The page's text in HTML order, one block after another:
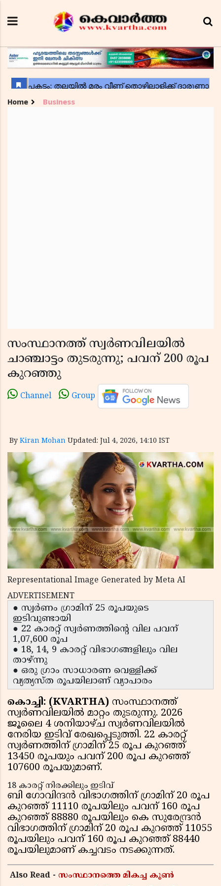
Home Business
സംസ്ഥാനത്ത് സ്വര്‍ണവിലയില്‍
ചാഞ്ചാട്ടം തുടരുന്നു; പവന് 200 രൂപ
കുറഞ്ഞു
Channel Group
By Kiran Mohan Updated: Jul 4, 2026, 14:10 IST
Representational Image Generated by Meta AI
ADVERTISEMENT
● സ്വർണം ഗ്രാമിന് 25 രൂപയുടെ
ഇടിവുണ്ടായി
● 22 കാരറ്റ് സ്വർണത്തിന്റെ വില പവന്
1,07,600 രൂപ
● 18, 14, 9 കാരറ്റ് വിഭാഗങ്ങളിലും വില
താഴ്ന്നു
● ഒരു ഗ്രാം സാധാരണ വെള്ളിക്ക്
വ്യത്യസ്ത രൂപയിലാണ് വ്യാപാരം
കൊച്ചി: (KVARTHA) സംസ്ഥാനത്ത്
സ്വർണവിലയിൽ മാറ്റം തുടരുന്നു. 2026
ജൂലൈ 4 ശനിയാഴ്ച സ്വർണവിലയിൽ
നേരിയ ഇടിവ് രേഖപ്പെടുത്തി. 22 കാരറ്റ്
സ്വർണത്തിന് ഗ്രാമിന് 25 രൂപ കുറഞ്ഞ്
13450 രൂപയും പവന് 200 രൂപ കുറഞ്ഞ്
107600 രൂപയുമാണ്.
18 കാരറ്റ് നിരക്കിലും ഇടിവ്
ബി ഗോവിന്ദൻ വിഭാഗത്തിന് ഗ്രാമിന് 20 രൂപ
കുറഞ്ഞ് 11110 രൂപയിലും പവന് 160 രൂപ
കുറഞ്ഞ് 88880 രൂപയിലും കെ സുരേന്ദ്രൻ
വിഭാഗത്തിന് ഗ്രാമിന് 20 രൂപ കുറഞ്ഞ് 11055
രൂപയിലും പവന് 160 രൂപ കുറഞ്ഞ് 88440
രൂപയിലുമാണ് കച്ചവടം നടക്കുന്നത്.
Also Read - സംസ്ഥാനത്തെ മികച്ച കൂൺ